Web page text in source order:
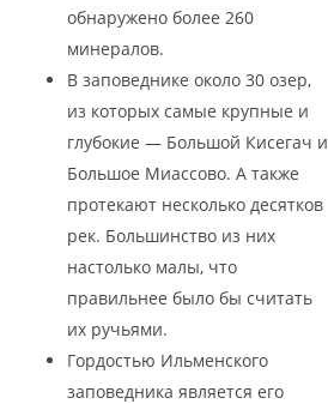
обнаружено более 260
минералов.
В заповеднике около 30 озер,
из которых самые крупные и
глубокие — Большой Кисегач и
Большое Миассово. А также
протекают несколько десятков
рек. Большинство из них
настолько малы, что
правильнее было бы считать
их ручьями.
Гордостью Ильменского
заповедника является его